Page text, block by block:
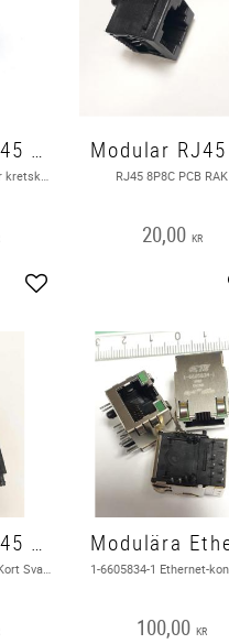
Modular RJ45 8P8C PCB
Add to favorites
RJ45 8P8C PCB RAK
20,00 KR
Modular RJ45 8P8C-GR PCB Kort Svart
100,00 KR